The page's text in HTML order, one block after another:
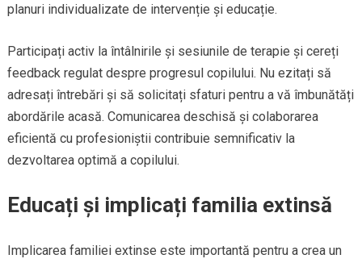
planuri individualizate de intervenție și educație.
Participați activ la întâlnirile și sesiunile de terapie și cereți
feedback regulat despre progresul copilului. Nu ezitați să
adresați întrebări și să solicitați sfaturi pentru a vă îmbunătăți
abordările acasă. Comunicarea deschisă și colaborarea
eficientă cu profesioniștii contribuie semnificativ la
dezvoltarea optimă a copilului.
Educați și implicați familia extinsă
Implicarea familiei extinse este importantă pentru a crea un